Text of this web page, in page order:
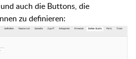
auch die Buttons, die
zu definieren: